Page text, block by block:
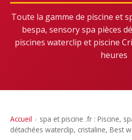
Toute la gamme de piscine et
bespa, sensory spa pièces
piscines waterclip et piscine
heures
Accueil › spa et piscine .fr : Piscine,
détachées waterclip, cristaline, Best